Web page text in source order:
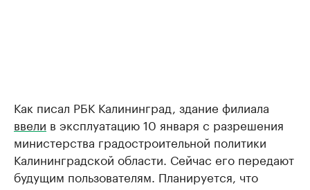
Как писал РБК Калининград, здание филиала
ввели в эксплуатацию 10 января с разрешения
министерства градостроительной политики
Калининградской области. Сейчас его передают
будущим пользователям. Планируется, что